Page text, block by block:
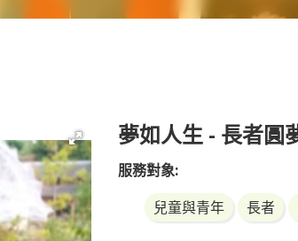
夢如人生 - 長者圓
服務對象:
兒童與青年
長者